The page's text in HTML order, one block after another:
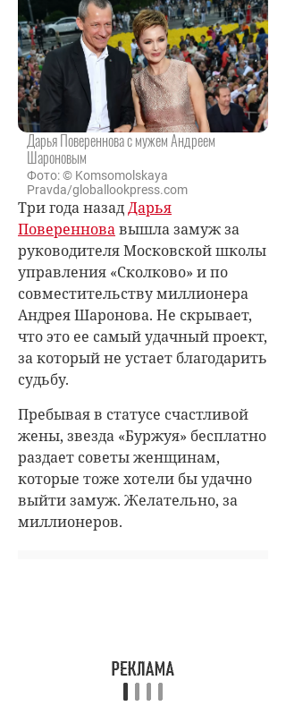
Дарья Повереннова с мужем Андреем
Шароновым
Фото: © Komsomolskaya
Pravda/globallookpress.com
Три года назадДарья
Поверенновавышла замуж за
руководителя Московской школы
управления «Сколково» и по
совместительству миллионера
Андрея Шаронова. Не скрывает,
что это ее самый удачный проект,
за который не устает благодарить
судьбу.
Пребывая в статусе счастливой
жены, звезда «Буржуя» бесплатно
раздает советы женщинам,
которые тоже хотели бы удачно
выйти замуж. Желательно, за
миллионеров.